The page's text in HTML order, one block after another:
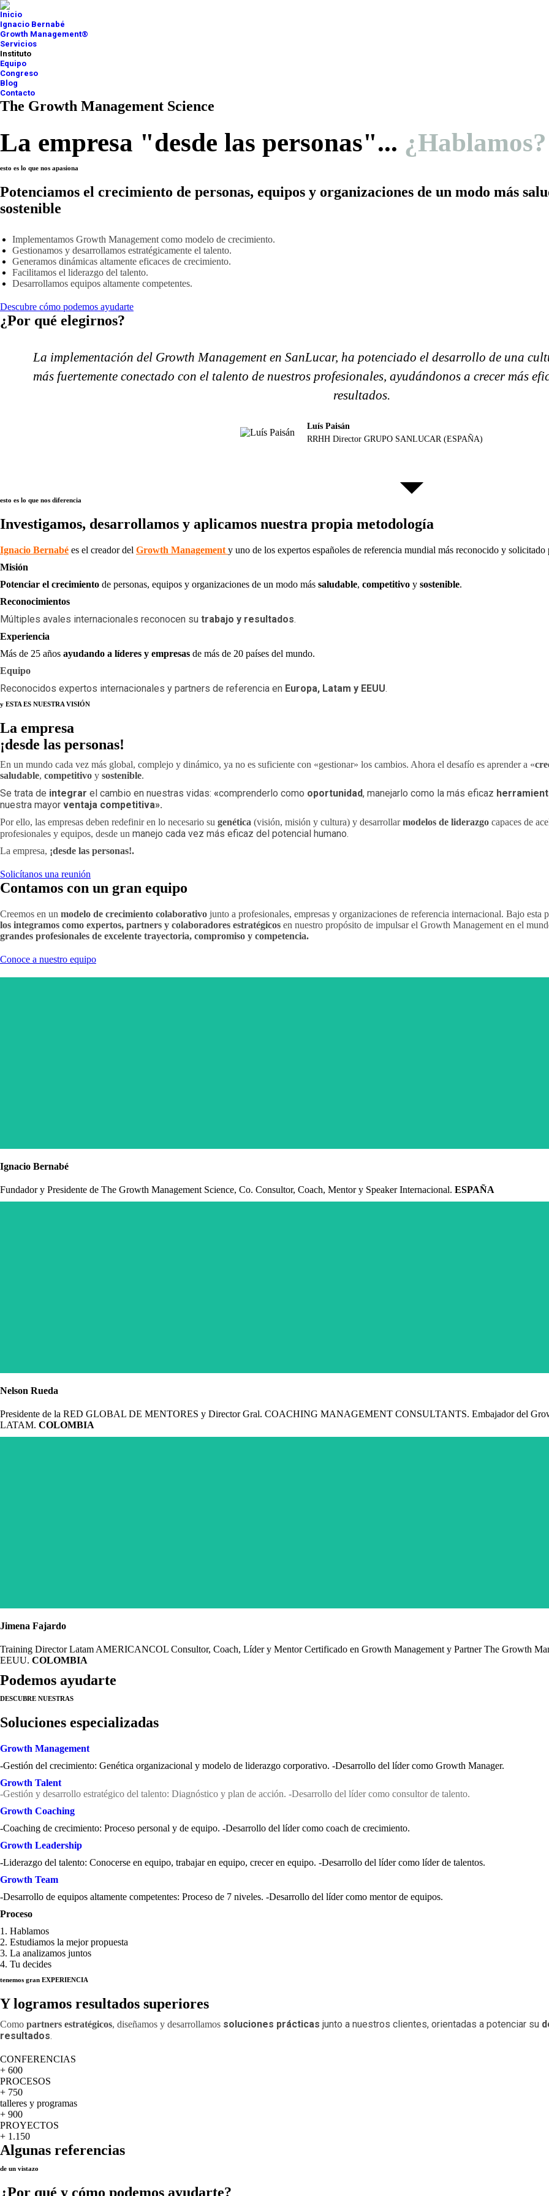
Inicio
Ignacio Bernabé
Growth Management®
Servicios
Instituto
Equipo
Congreso
Blog
Contacto
The Growth Management Science
La empresa "desde las personas"... ¿Hablamos?
esto es lo que nos apasiona
Potenciamos el crecimiento de personas, equipos y organizaciones de un modo más
sostenible
Implementamos Growth Management como modelo de crecimiento.
Gestionamos y desarrollamos estratégicamente el talento.
Generamos dinámicas altamente eficaces de crecimiento.
Facilitamos el liderazgo del talento.
Desarrollamos equipos altamente competentes.
Descubre cómo podemos ayudarte
¿Por qué elegirnos?
La implementación del Growth Management en SanLucar, ha potenciado el desarrollo de una
más fuertemente conectado con el talento de nuestros profesionales, ayudándonos a crecer más
resultados.
Luís Paisán
RRHH Director GRUPO SANLUCAR (ESPAÑA)
esto es lo que nos diferencia
Investigamos, desarrollamos y aplicamos nuestra propia metodología
Ignacio Bernabé es el creador del Growth Management y uno de los expertos españoles de referencia mundial más reconocido y solicitado
Misión
Potenciar el crecimiento de personas, equipos y organizaciones de un modo más saludable, competitivo y sostenible.
Reconocimientos
Múltiples avales internacionales reconocen su trabajo y resultados.
Experiencia
Más de 25 años ayudando a líderes y empresas de más de 20 países del mundo.
Equipo
Reconocidos expertos internacionales y partners de referencia en Europa, Latam y EEUU.
y ESTA ES NUESTRA VISIÓN
La empresa
¡desde las personas!
En un mundo cada vez más global, complejo y dinámico, ya no es suficiente con «gestionar» los cambios. Ahora el desafío es aprender a «
saludable, competitivo y sostenible.
Se trata de integrar el cambio en nuestras vidas: «comprenderlo como oportunidad, manejarlo como la más eficaz
nuestra mayor ventaja competitiva».
Por ello, las empresas deben redefinir en lo necesario su genética (visión, misión y cultura) y desarrollarmodelos de liderazgo capaces de
profesionales y equipos, desde un manejo cada vez más eficaz del potencial humano.
La empresa, ¡desde las personas!.
Solicítanos una reunión
Contamos con un gran equipo
Creemos en un modelo de crecimiento colaborativo junto a profesionales, empresas y organizaciones de referencia internacional. Bajo esta
los integramos como expertos, partners y colaboradores estratégicos en nuestro propósito de impulsar el Growth Management en el
grandes profesionales de excelente trayectoria, compromiso y competencia.
Conoce a nuestro equipo
Ignacio Bernabé
Fundador y Presidente de The Growth Management Science, Co. Consultor, Coach, Mentor y Speaker Internacional. ESPAÑA
Nelson Rueda
Presidente de la RED GLOBAL DE MENTORES y Director Gral. COACHING MANAGEMENT CONSULTANTS. Embajador del
LATAM. COLOMBIA
de los equipos y de las organizaciones. El gran logro de Ignacio Bernabé, consiste en haber sido capaz de tangibilizarlos y potenciarlos desde una
facilitando ampliamente su comprensión y desarrollo, y resolviendo de este modo uno de los más grandes desafíos del
Jimena Fajardo
Training Director Latam AMERICANCOL Consultor, Coach, Líder y Mentor Certificado en Growth Management y Partner The Growth
EEUU. COLOMBIA
Podemos ayudarte
DESCUBRE NUESTRAS
Soluciones especializadas
Growth Management
-Gestión del crecimiento: Genética organizacional y modelo de liderazgo corporativo. -Desarrollo del líder como Growth Manager.
Growth Talent
-Gestión y desarrollo estratégico del talento: Diagnóstico y plan de acción. -Desarrollo del líder como consultor de talento.
Growth Coaching
-Coaching de crecimiento: Proceso personal y de equipo. -Desarrollo del líder como coach de crecimiento.
Growth Leadership
-Liderazgo del talento: Conocerse en equipo, trabajar en equipo, crecer en equipo. -Desarrollo del líder como líder de talentos.
Growth Team
-Desarrollo de equipos altamente competentes: Proceso de 7 niveles. -Desarrollo del líder como mentor de equipos.
Proceso
1. Hablamos
2. Estudiamos la mejor propuesta
3. La analizamos juntos
4. Tu decides
tenemos gran EXPERIENCIA
Y logramos resultados superiores
Como partners estratégicos, diseñamos y desarrollamos soluciones prácticas junto a nuestros clientes, orientadas a potenciar su
resultados.
CONFERENCIAS
+ 600
PROCESOS
+ 750
talleres y programas
+ 900
PROYECTOS
+ 1.150
Algunas referencias
de un vistazo
¿Por qué y cómo podemos ayudarte?